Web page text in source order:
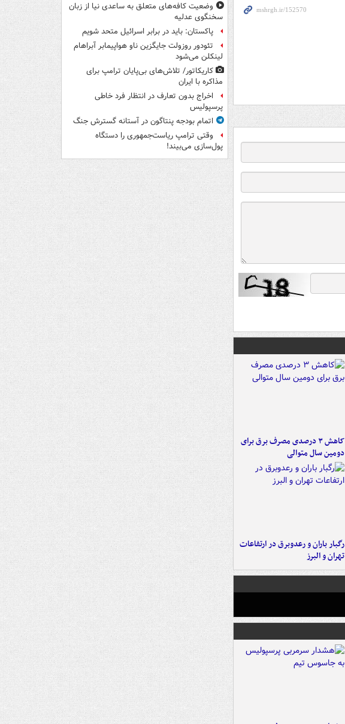
کاهش ۳ درصدی مصرف برق برای
دومین سال متوالی
رگبار باران و رعدوبرق در ارتفاعات
تهران و البرز
وضعیت کافه‌های متعلق به ساعدی نیا از زبان
سخنگوی عدلیه
پاکستان: باید در برابر اسرائیل متحد شویم
تئودور روزولت جایگزین ناو هواپیمابر آبراهام
لینکلن می‌شود
کاریکاتور/ تلاش‌های بی‌پایان ترامپ برای
مذاکره با ایران
اخراج بدون تعارف در انتظار فرد خاطی
پرسپولیس
اتمام بودجه پنتاگون در آستانه گسترش جنگ
وقتی ترامپ ریاست‌جمهوری را دستگاه
پول‌سازی می‌بیند!